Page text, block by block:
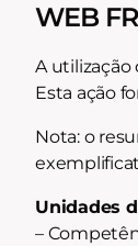
WEB
A
Esta ação
Nota: o
Unidades
–